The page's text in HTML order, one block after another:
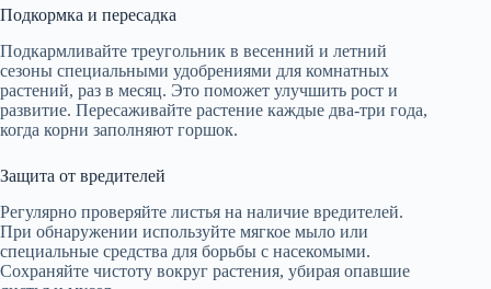
Подкормка и пересадка
Подкармливайте треугольник в весенний и летний
сезоны специальными удобрениями для комнатных
растений, раз в месяц. Это поможет улучшить рост и
развитие. Пересаживайте растение каждые два-три года,
когда корни заполняют горшок.
Защита от вредителей
Регулярно проверяйте листья на наличие вредителей.
При обнаружении используйте мягкое мыло или
специальные средства для борьбы с насекомыми.
Сохраняйте чистоту вокруг растения, убирая опавшие